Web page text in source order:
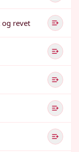
og revet